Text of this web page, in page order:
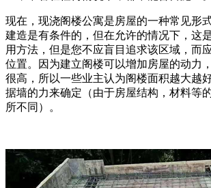
现在，现浇阁楼公寓是房屋的一种常见形
建造是有条件的，但在允许的情况下，这
用方法，但是您不应盲目追求该区域，而
位置。因为建立阁楼可以增加房屋的动力
很高，所以一些业主认为阁楼面积越大越
据墙的力来确定（由于房屋结构，材料等
所不同）。